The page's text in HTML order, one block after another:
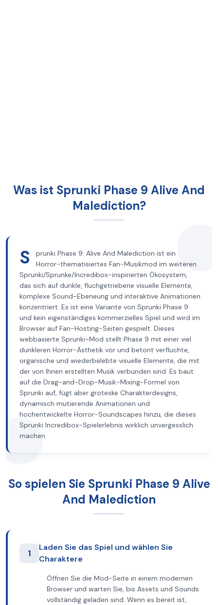
Was ist Sprunki Phase 9 Alive And
Malediction?
S
prunki Phase 9: Alive And Malediction ist ein
Horror-thematisiertes Fan-Musikmod im weiteren
Sprunki/Sprunke/Incredibox-inspirierten Ökosystem,
das sich auf dunkle, fluchgetriebene visuelle Elemente,
komplexe Sound-Ebeneung und interaktive Animationen
konzentriert. Es ist eine Variante von Sprunki Phase 9
und kein eigenständiges kommerzielles Spiel und wird im
Browser auf Fan-Hosting-Seiten gespielt. Dieses
webbasierte Sprunki-Mod stellt Phase 9 mit einer viel
dunkleren Horror-Ästhetik vor und betont verfluchte,
organische und wiederbelebte visuelle Elemente, die mit
der von Ihnen erstellten Musik verbunden sind. Es baut
auf die Drag-and-Drop-Musik-Mixing-Formel von
Sprunki auf, fügt aber groteske Charakterdesigns,
dynamisch mutierende Animationen und
hochentwickelte Horror-Soundscapes hinzu, die dieses
Sprunki Incredibox-Spielerlebnis wirklich unvergesslich
machen.
So spielen Sie Sprunki Phase 9 Alive
And Malediction
1
Laden Sie das Spiel und wählen Sie
Charaktere
Öffnen Sie die Mod-Seite in einem modernen
Browser und warten Sie, bis Assets und Sounds
vollständig geladen sind. Wenn es bereit ist,